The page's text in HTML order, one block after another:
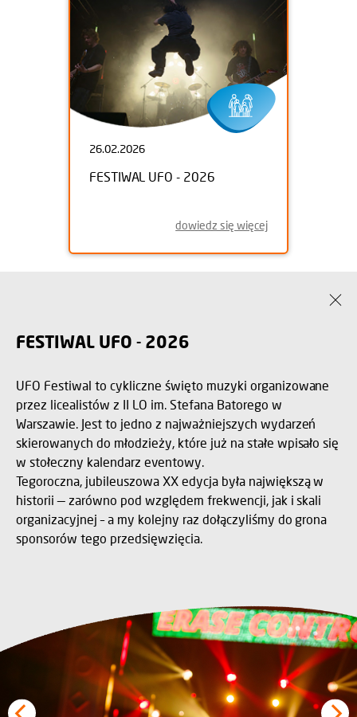
26.02.2026
FESTIWAL UFO - 2026
dowiedz się więcej
FESTIWAL UFO - 2026
UFO Festiwal to cykliczne święto muzyki organizowane
przez licealistów z II LO im. Stefana Batorego w
Warszawie. Jest to jedno z najważniejszych wydarzeń
skierowanych do młodzieży, które już na stałe wpisało się
w stołeczny kalendarz eventowy.
Tegoroczna, jubileuszowa XX edycja była największą w
historii — zarówno pod względem frekwencji, jak i skali
organizacyjnej – a my kolejny raz dołączyliśmy do grona
sponsorów tego przedsięwzięcia.